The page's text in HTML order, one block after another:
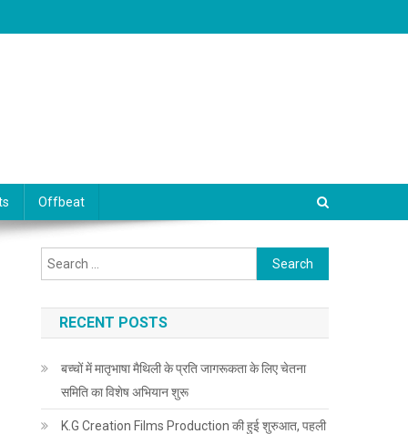
Offbeat
Search for:
RECENT POSTS
बच्चों में मातृभाषा मैथिली के प्रति जागरूकता के लिए चेतना
समिति का विशेष अभियान शुरू
K.G Creation Films Production की हुई शुरुआत, पहली